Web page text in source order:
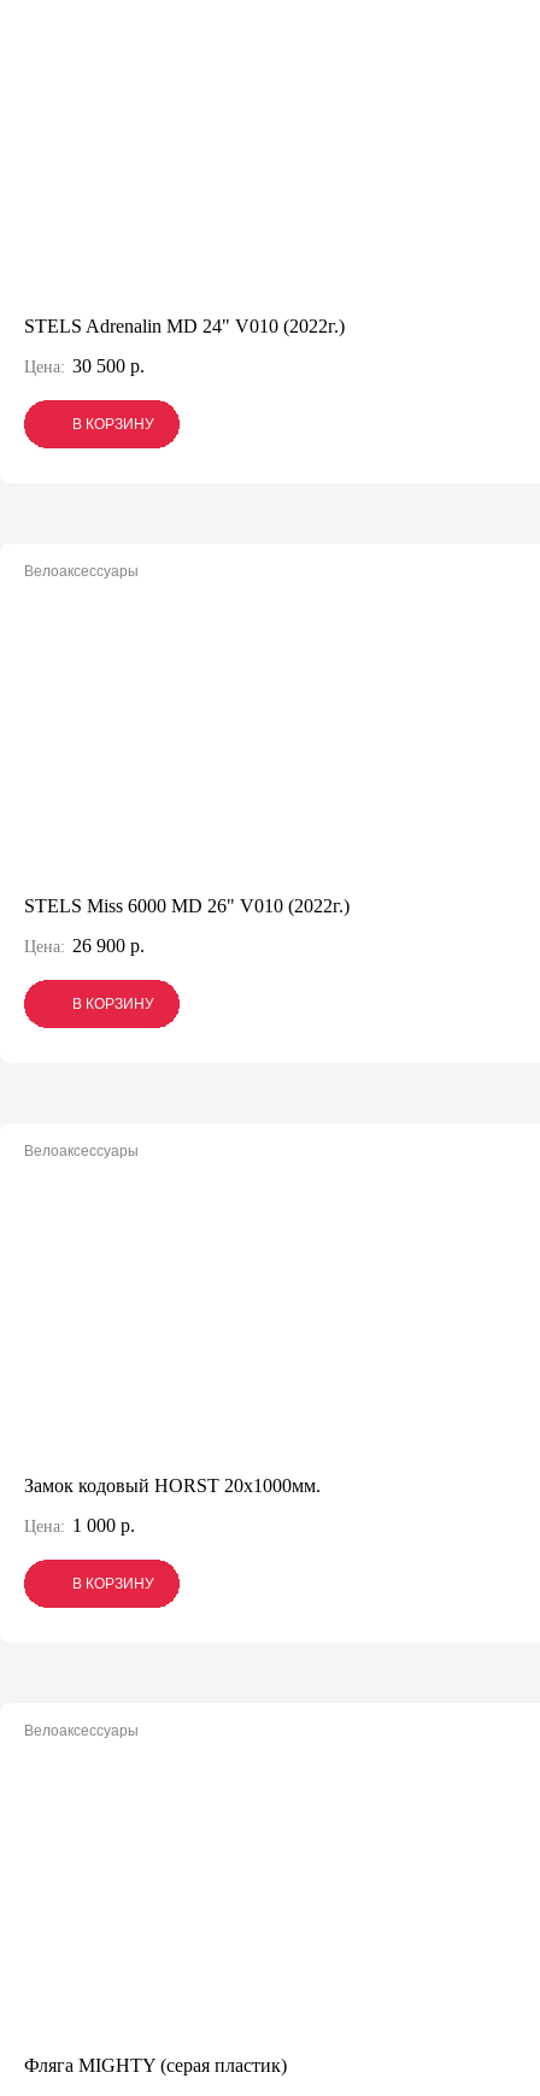
STELS Adrenalin MD 24" V010 (2022г.)
Цена: 30 500 р.
В КОРЗИНУ
В КОРЗИНУ
В КОРЗИНУ
Велоаксессуары
STELS Miss 6000 MD 26" V010 (2022г.)
Цена: 26 900 р.
В КОРЗИНУ
В КОРЗИНУ
В КОРЗИНУ
Велоаксессуары
Замок кодовый HORST 20x1000мм.
Цена: 1 000 р.
В КОРЗИНУ
В КОРЗИНУ
В КОРЗИНУ
Велоаксессуары
Фляга MIGHTY (серая пластик)